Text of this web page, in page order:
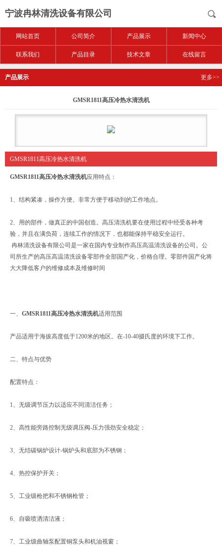
宁波冉林清洗设备有限公司
网站首页 公司简介 产品展示 新闻中心
联系我们 产品目录 技术文章 在线留言
产品展示 更多>>
GMSR1811高压冷热水清洗机
GMSR1811高压冷热水清洗机
GMSR1811高压冷热水清洗机应用特点：
1、结构紧凑，操作方便。非常方便于移动到的工作地点。
2、用的部件，做真正的中国创造。高压清洗机要在使用过程中经受各种考
验，并且在满负荷，连续工作的情况下，也都能保持平稳安全运行。
冉林清洗设备有限公司是一家在国内专业制作高压高温清洗设备的公司。公
司所生产的高压高温清洗设备零部件全部国产化，价格合理。零部件国产化将
大大降低客户的维修成本及维修时间
一、 GMSR1811高压冷热水清洗机适用范围
产品适用于海拔高度低于1200米的地区。在-10-40摄氏度的环境下工作。
二、特点与优势
配置特点：
1、无级调节压力以适应不同清洁任务；
2、高性能旁路控制无级调压阀-压力强劲安全稳定；
3、无结碳锅炉设计-锅炉头和底部为不锈钢；
4、热控保护开关；
5、工业级枪把和不锈钢枪管；
6、自吸喷洒清洁液；
7、工业级曲轴泵配置铜泵头和机油视窗；